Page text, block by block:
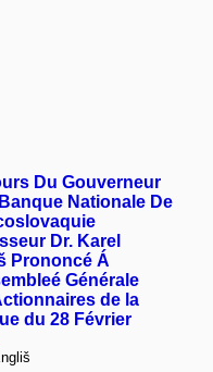
Du Gouverneur
Nationale De
Dr. Karel
Prononcé Á
Générale
de la
du 28 Février